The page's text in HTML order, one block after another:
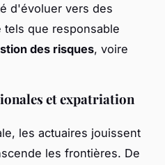
d'évoluer vers des
que responsable
des risques, voire
et expatriation
les actuaires jouissent
les frontières. De